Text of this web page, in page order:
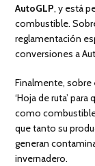
AutoGLP, y está
combustible.
reglamentación
conversiones a
Finalmente, sobre
‘Hoja de ruta’
como
que tanto su
generan
invernadero.